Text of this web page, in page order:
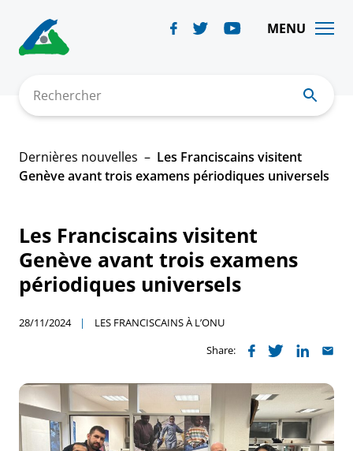
content
MENU
Rechercher
Dernières nouvelles
Les Franciscains visitent
Genève avant trois examens périodiques universels
Les Franciscains visitent
Genève avant trois examens
périodiques universels
28/11/2024
LES FRANCISCAINS À L’ONU
Share: